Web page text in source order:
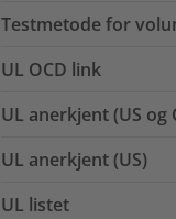
Testmetode for
UL OCD link
UL anerkjent (US og
UL anerkjent (US)
UL listet